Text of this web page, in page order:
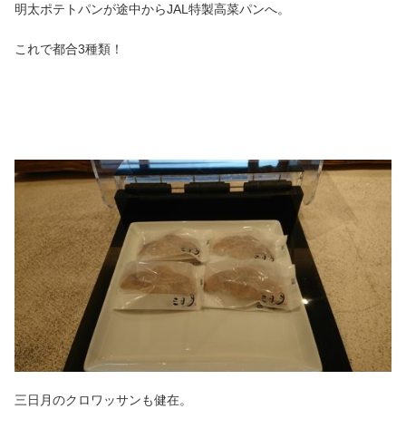
明太ポテトパンが途中からJAL特製高菜パンへ。
これで都合3種類！
三日月のクロワッサンも健在。